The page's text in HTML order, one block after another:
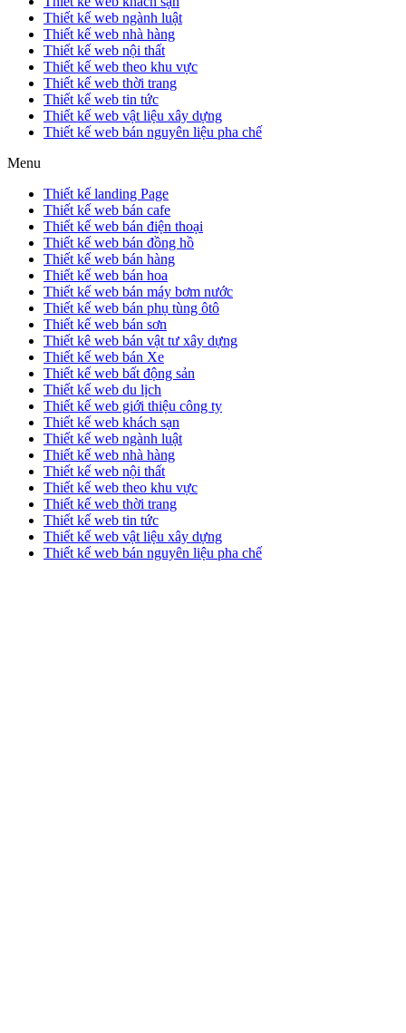
Thiết kế web ngành luật
Thiết kế web nhà hàng
Thiết kế web nội thất
Thiết kế web theo khu vực
Thiết kế web thời trang
Thiết kế web tin tức
Thiết kế web vật liệu xây dựng
Thiết kế web bán nguyên liệu pha chế
Menu
Thiết kế landing Page
Thiết kế web bán cafe
Thiết kế web bán điện thoại
Thiết kế web bán đồng hồ
Thiết kế web bán hàng
Thiết kế web bán hoa
Thiết kế web bán máy bơm nước
Thiết kế web bán phụ tùng ôtô
Thiết kế web bán sơn
Thiết kê web bán vật tư xây dựng
Thiết kế web bán Xe
Thiết kế web bất động sản
Thiết kế web du lịch
Thiết kế web giới thiệu công ty
Thiết kế web khách sạn
Thiết kế web ngành luật
Thiết kế web nhà hàng
Thiết kế web nội thất
Thiết kế web theo khu vực
Thiết kế web thời trang
Thiết kế web tin tức
Thiết kế web vật liệu xây dựng
Thiết kế web bán nguyên liệu pha chế